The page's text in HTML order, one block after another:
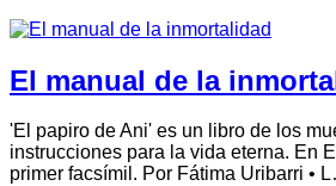
El manual de la
'El papiro de Ani' es un libro de los
instrucciones para la vida eterna. En
primer facsímil. Por Fátima Uribarri •